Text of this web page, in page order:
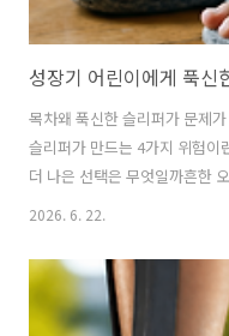
성장기 어린이에게 푹신
목차왜 푹신한 슬리퍼가 문제
슬리퍼가 만드는 4가지 위험이
더 나은 선택은 무엇일까흔한
장기 어린이의 발은 아직 완성
뒤꿈치 고정이 없고 바닥 반응
행 안정성을 방해할 수 있습
모 마음은 편합니다. 바닥이
2026. 6. 22.